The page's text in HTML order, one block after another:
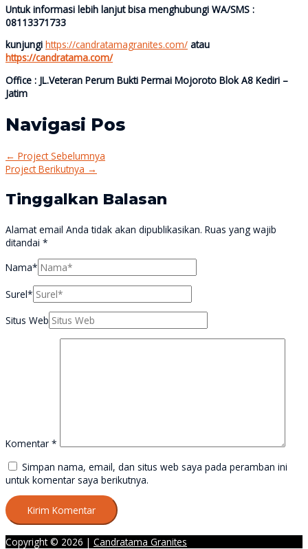
Untuk informasi lebih lanjut bisa menghubungi WA/SMS :
08113371733
kunjungi https://candratamagranites.com/ atau
https://candratama.com/
Office : JL.Veteran Perum Bukti Permai Mojoroto Blok A8 Kediri –
Jatim
Navigasi Pos
← Project Sebelumnya
Project Berikutnya →
Tinggalkan Balasan
Alamat email Anda tidak akan dipublikasikan. Ruas yang wajib
ditandai *
Nama*
Surel*
Situs Web
Komentar *
Simpan nama, email, dan situs web saya pada peramban ini
untuk komentar saya berikutnya.
Copyright © 2026 | Candratama Granites